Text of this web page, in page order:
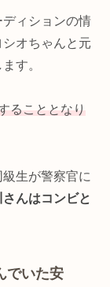
ィションの情
オちゃんと元
す。
ることとなり
生が警察官に
んはコンビと
でいた安